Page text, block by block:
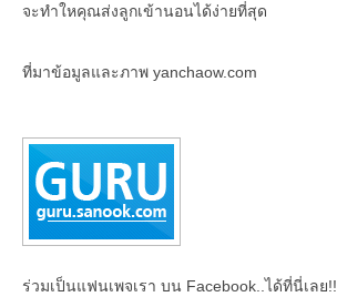
จะทำใหคุณส่งลูกเข้านอนได้ง่ายที่สุด
ที่มาข้อมูลและภาพ yanchaow.com
ร่วมเป็นแฟนเพจเรา บน Facebook..ได้ที่นี่เลย!!